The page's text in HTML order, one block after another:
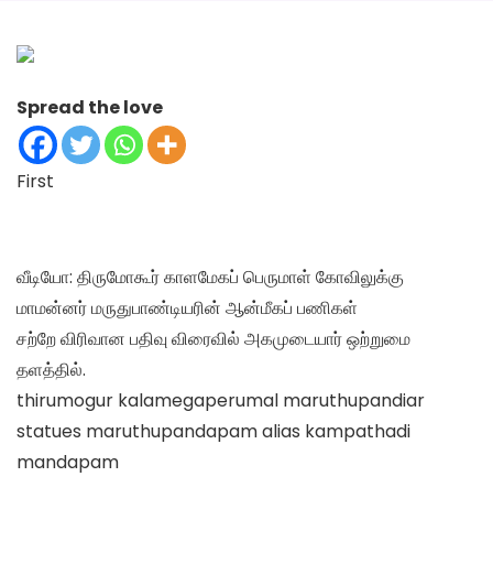
Spread the love
First
வீடியோ: திருமோகூர் காளமேகப் பெருமாள் கோவிலுக்கு
மாமன்னர் மருதுபாண்டியரின் ஆன்மீகப் பணிகள்
சற்றே விரிவான பதிவு விரைவில் அகமுடையார் ஒற்றுமை
தளத்தில்.
thirumogur kalamegaperumal maruthupandiar
statues maruthupandapam alias kampathadi
mandapam